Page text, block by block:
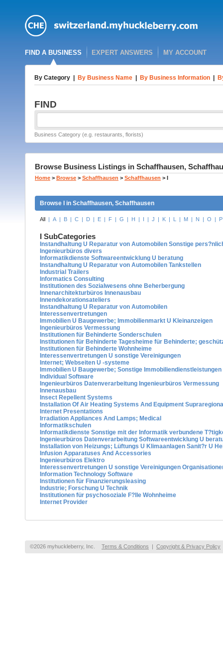
FIND A BUSINESS EXPERT ANSWERS MY ACCOUNT
By Category By Business Name By Business Information
FIND
Business Category (e.g. restaurants, florists)
Browse Business Listings in Schaffhausen,
Home > Browse > Schaffhausen > Schaffhausen > I
Browse I in Schaffhausen, Schaffhausen
All | A | B | C | D | E | F | G | H | I | J | K | L | M | N | O | P
I SubCategories
Instandhaltung U Reparatur von Automobilen Sonstige
Ingenieurbüros divers
Informatikdienste Softwareentwicklung U beratung
Instandhaltung U Reparatur von Automobilen Tankstellen
Industrial Trailers
Informatics Consulting
Institutionen des Sozialwesens ohne Beherbergung
Innenarchitekturbüros Innenausbau
Innendekorationsateliers
Instandhaltung U Reparatur von Automobilen
Interessenvertretungen
Immobilien U Baugewerbe; Immobilienmarkt U Kleinanzeigen
Ingenieurbüros Vermessung
Institutionen für Behinderte Sonderschulen
Institutionen für Behinderte Tagesheime für Behinderte;
Institutionen für Behinderte Wohnheime
Interessenvertretungen U sonstige Vereinigungen
Internet; Webseiten U -systeme
Immobilien U Baugewerbe; Sonstige Immobiliendienstleistungen
Individual Software
Ingenieurbüros Datenverarbeitung Ingenieurbüros Vermessung
Innenausbau
Insect Repellent Systems
Installation Of Air Heating Systems And Equipment
Internet Presentations
Irradiation Appliances And Lamps; Medical
Informatikschulen
Informatikdienste Sonstige mit der Informatik verbundene
Ingenieurbüros Datenverarbeitung Softwareentwicklung U
Installation von Heizungs; Lüftungs U Klimaanlagen Sanit?r U
Infusion Apparatuses And Accessories
Ingenieurbüros Elektro
Interessenvertretungen U sonstige Vereinigungen
Information Technology Software
Institutionen für Finanzierungsleasing
Industrie; Forschung U Technik
Institutionen für psychosoziale F?lle Wohnheime
Internet Provider
©2026 myhuckleberry, Inc. Terms & Conditions | Copyright & Privacy Policy